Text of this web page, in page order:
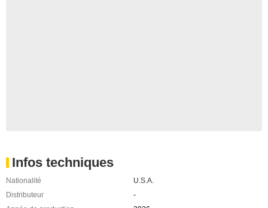
Infos techniques
Nationalité
U.S.A.
Distributeur
-